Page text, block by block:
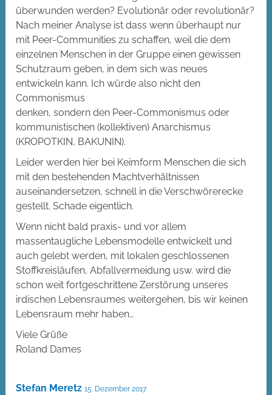
überwunden werden? Evolutionär oder revolutionär?
Nach meiner Analyse ist dass wenn überhaupt nur
mit Peer-Communities zu schaffen, weil die dem
einzelnen Menschen in der Gruppe einen gewissen
Schutzraum geben, in dem sich was neues
entwickeln kann. Ich würde also nicht den
Commonismus
denken, sondern den Peer-Commonismus oder
kommunistischen (kollektiven) Anarchismus
(KROPOTKIN, BAKUNIN).
Leider werden hier bei Keimform Menschen die sich
mit den bestehenden Machtverhältnissen
auseinandersetzen, schnell in die Verschwörerecke
gestellt. Schade eigentlich.
Wenn nicht bald praxis- und vor allem
massentaugliche Lebensmodelle entwickelt und
auch gelebt werden, mit lokalen geschlossenen
Stoffkreisläufen, Abfallvermeidung usw. wird die
schon weit fortgeschrittene Zerstörung unseres
irdischen Lebensraumes weitergehen, bis wir keinen
Lebensraum mehr haben…
Viele Grüße
Roland Dames
Stefan Meretz 15. Dezember 2017